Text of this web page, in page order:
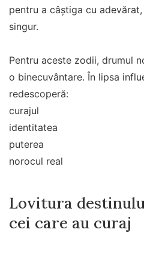
pentru a câștiga cu
singur.
Pentru aceste zodii, drumul
o binecuvântare. În lipsa
redescoperă:
curajul
identitatea
puterea
norocul real
Lovitura
cei care au curaj